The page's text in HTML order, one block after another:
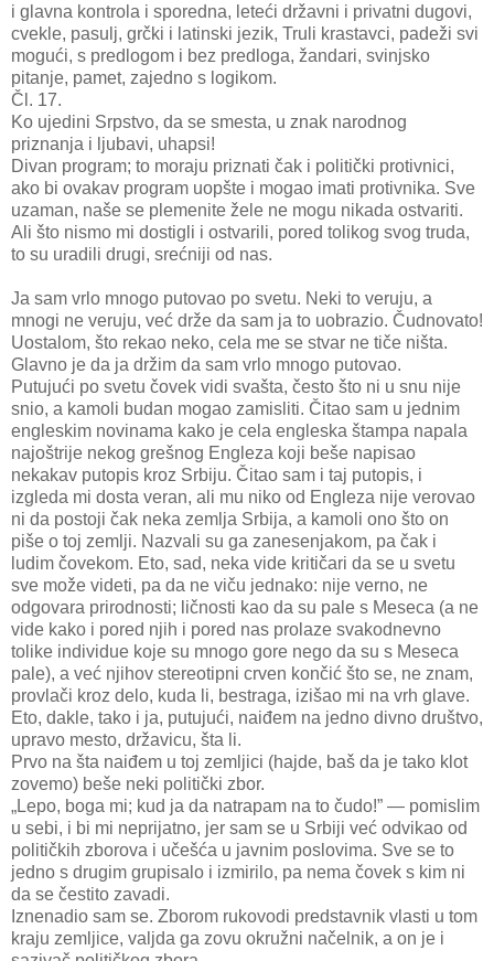
i glavna kontrola i sporedna, leteći državni i privatni dugovi,
cvekle, pasulj, grčki i latinski jezik, Truli krastavci, padeži svi
mogući, s predlogom i bez predloga, žandari, svinjsko
pitanje, pamet, zajedno s logikom.
Čl. 17.
Ko ujedini Srpstvo, da se smesta, u znak narodnog
priznanja i ljubavi, uhapsi!
Divan program; to moraju priznati čak i politički protivnici,
ako bi ovakav program uopšte i mogao imati protivnika. Sve
uzaman, naše se plemenite žele ne mogu nikada ostvariti.
Ali što nismo mi dostigli i ostvarili, pored tolikog svog truda,
to su uradili drugi, srećniji od nas.
Ja sam vrlo mnogo putovao po svetu. Neki to veruju, a
mnogi ne veruju, već drže da sam ja to uobrazio. Čudnovato!
Uostalom, što rekao neko, cela me se stvar ne tiče ništa.
Glavno je da ja držim da sam vrlo mnogo putovao.
Putujući po svetu čovek vidi svašta, često što ni u snu nije
snio, a kamoli budan mogao zamisliti. Čitao sam u jednim
engleskim novinama kako je cela engleska štampa napala
najoštrije nekog grešnog Engleza koji beše napisao
nekakav putopis kroz Srbiju. Čitao sam i taj putopis, i
izgleda mi dosta veran, ali mu niko od Engleza nije verovao
ni da postoji čak neka zemlja Srbija, a kamoli ono što on
piše o toj zemlji. Nazvali su ga zanesenjakom, pa čak i
ludim čovekom. Eto, sad, neka vide kritičari da se u svetu
sve može videti, pa da ne viču jednako: nije verno, ne
odgovara prirodnosti; ličnosti kao da su pale s Meseca (a ne
vide kako i pored njih i pored nas prolaze svakodnevno
tolike individue koje su mnogo gore nego da su s Meseca
pale), a već njihov stereotipni crven končić što se, ne znam,
provlači kroz delo, kuda li, bestraga, izišao mi na vrh glave.
Eto, dakle, tako i ja, putujući, naiđem na jedno divno društvo,
upravo mesto, državicu, šta li.
Prvo na šta naiđem u toj zemljici (hajde, baš da je tako klot
zovemo) beše neki politički zbor.
„Lepo, boga mi; kud ja da natrapam na to čudo!” — pomislim
u sebi, i bi mi neprijatno, jer sam se u Srbiji već odvikao od
političkih zborova i učešća u javnim poslovima. Sve se to
jedno s drugim grupisalo i izmirilo, pa nema čovek s kim ni
da se čestito zavadi.
Iznenadio sam se. Zborom rukovodi predstavnik vlasti u tom
kraju zemljice, valjda ga zovu okružni načelnik, a on je i